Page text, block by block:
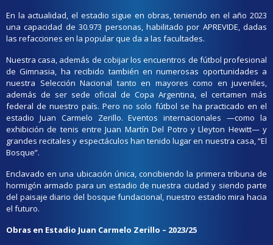
En la actualidad, el estadio sigue en obras, teniendo en el año 2023
una capacidad de 30.973 personas, habilitado por APREVIDE, dadas
las refacciones en la popular que da a las facultades.
Nuestra casa, además de cobijar los encuentros de fútbol profesional
de Gimnasia, ha recibido también en numerosas oportunidades a
nuestra Selección Nacional tanto en mayores como en juveniles,
además de ser sede oficial de Copa Argentina, el certamen más
federal de nuestro país. Pero no solo fútbol se ha practicado en el
estadio Juan Carmelo Zerillo. Eventos internacionales —como la
exhibición de tenis entre Juan Martín Del Potro y Lleyton Hewitt— y
grandes recitales y espectáculos han tenido lugar en nuestra casa, “El
Bosque”.
Enclavado en una ubicación única, concibiendo la primera tribuna de
hormigón armado para un estadio de nuestra ciudad y siendo parte
del paisaje diario del bosque fundacional, nuestro estadio mira hacia
el futuro.
Obras en Estadio Juan Carmelo Zerillo – 2023/25